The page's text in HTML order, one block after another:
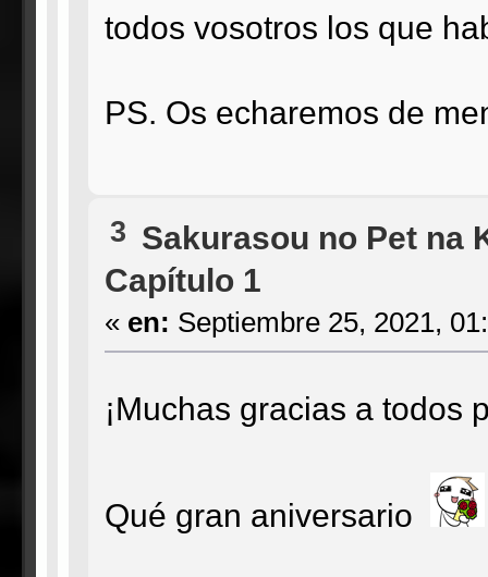
todos vosotros los que
PS. Os echaremos de
3 Sakurasou no Pet na
Capítulo 1
« en: Septiembre 25, 2021,
¡Muchas gracias a
Qué gran aniversario